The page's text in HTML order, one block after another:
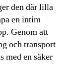
den där lilla
en intim
Genom att
och transport
med en säker